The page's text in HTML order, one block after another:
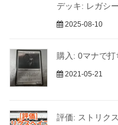
デッキ: レガシ
2025-08-10
購入: 0マナで
2021-05-21
評価: ストリク